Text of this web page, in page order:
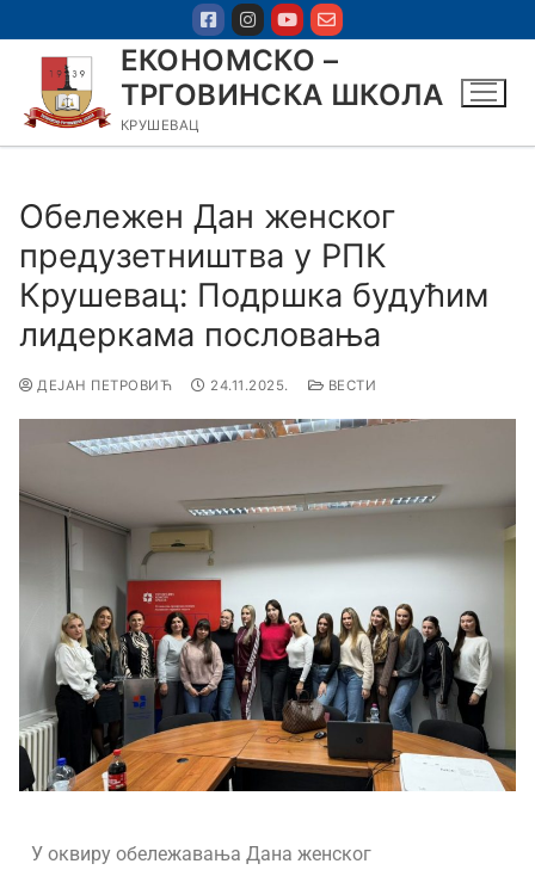
ЕКОНОМСКО –
ТРГОВИНСКА ШКОЛА
КРУШЕВАЦ
Обележен Дан женског
предузетништва у РПК
Крушевац: Подршка будућим
лидеркама пословања
ДЕЈАН ПЕТРОВИЋ 24.11.2025. ВЕСТИ
У оквиру обележавања Дана женског